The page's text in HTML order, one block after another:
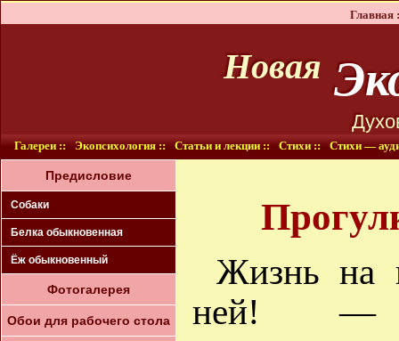
Главная
Новая
Галереи :: Экопсихология :: Статьи и лекции :: Стихи :: Стихи —
Предисловие
Собаки
Белка oбыкновенная
Ёж обыкновенный
Фотогалерея
Обои для рабочего стола
Жизнь на
ней! —